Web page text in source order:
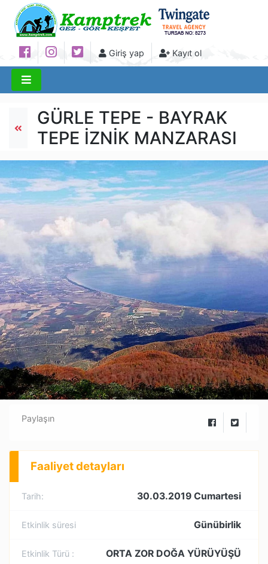
Giriş yap Kayıt ol
GÜRLE TEPE - BAYRAK
TEPE İZNİK MANZARASI
Paylaşın
Faaliyet detayları
Tarih: 30.03.2019 Cumartesi
Etkinlik süresi Günübirlik
Etkinlik Türü : ORTA ZOR DOĞA YÜRÜYÜŞÜ